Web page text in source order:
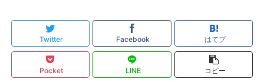
Twitter Facebook はてブ
Pocket LINE コピー